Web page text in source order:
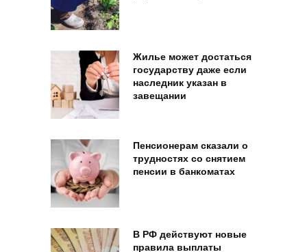
Жилье может достаться
государству даже если
наследник указан в
завещании
Пенсионерам сказали о
трудностях со снятием
пенсии в банкоматах
В РФ действуют новые
правила выплаты